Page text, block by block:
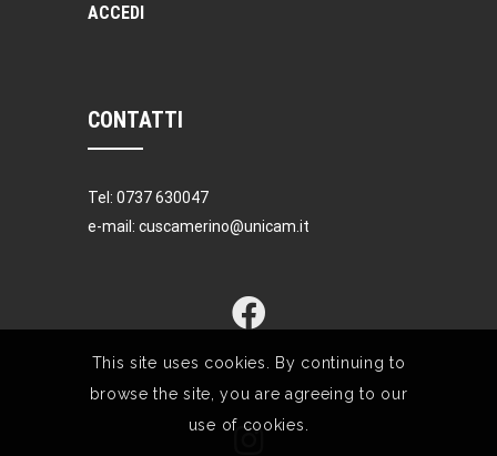
ACCEDI
CONTATTI
Tel: 0737 630047
e-mail: cuscamerino@unicam.it
This site uses cookies. By continuing to
browse the site, you are agreeing to our
use of cookies.